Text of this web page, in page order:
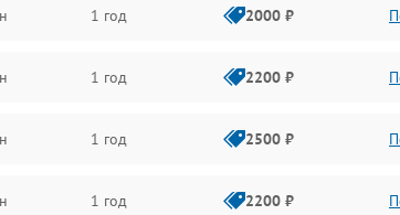
1 год 2000 ₽
1 год 2200 ₽
1 год 2500 ₽
1 год 2200 ₽